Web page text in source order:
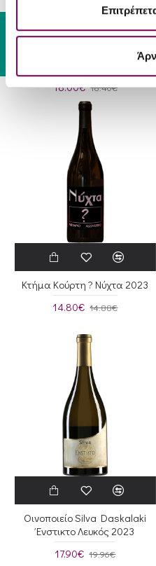
Θ{έρως} Wines Collectiva
18.00€ 18.40€
Κτήμα Κούρτη ? Νύχτα 2023
14.80€ 14.88€
Οινοποιείο Silva Daskalaki
Ένστικτο Λευκός 2023
17.90€ 19.96€
Gift Card